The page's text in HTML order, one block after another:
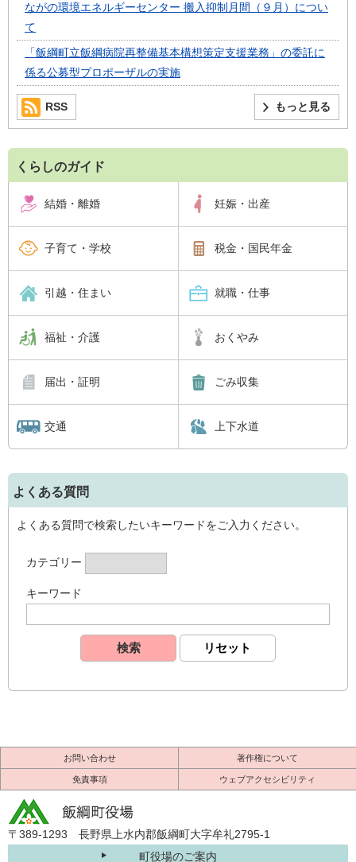
ながの環境エネルギーセンター 搬入抑制月間（９月）につい
て
「飯綱町立飯綱病院再整備基本構想策定支援業務」の委託に
係る公募型プロポーザルの実施
もっと見る
RSS
くらしのガイド
結婚・離婚 妊娠・出産
子育て・学校 税金・国民年金
引越・住まい 就職・仕事
福祉・介護 おくやみ
届出・証明 ごみ収集
交通 上下水道
よくある質問
よくある質問で検索したいキーワードをご入力ください。
カテゴリー
キーワード
お問い合わせ 著作権について
免責事項 ウェブアクセシビリティ
〒389-1293 長野県上水内郡飯綱町大字牟礼2795-1
町役場のご案内